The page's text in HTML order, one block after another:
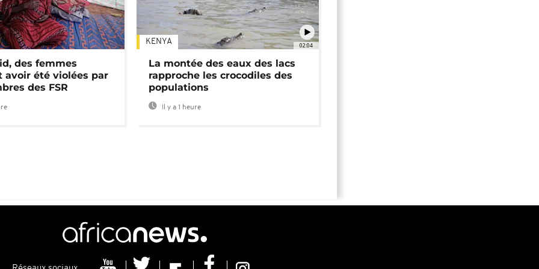
des femmes
avoir été violées par
des FSR
02:04
KENYA
La montée des eaux des lacs
rapproche les crocodiles des
populations
Il y a 1 heure